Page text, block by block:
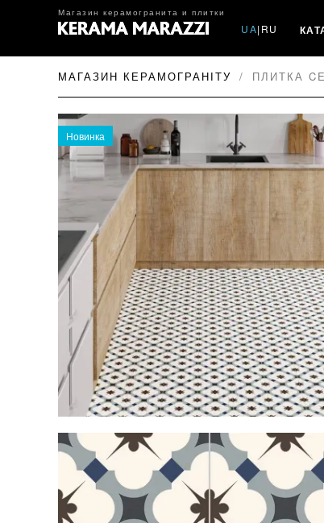
Магазин керамогранита и плитки
UA| RU
МАГАЗИН КЕРАМОГРАНІТУ ПЛИТКА
Новинка